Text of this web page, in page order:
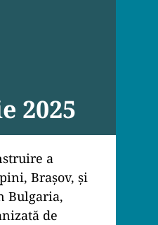
2025
a
Brașov, și
Bulgaria,
de